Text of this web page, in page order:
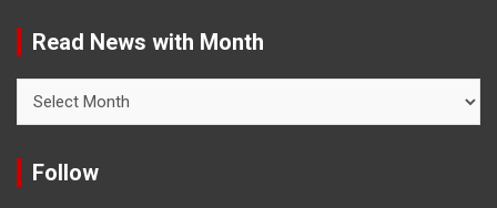
Read News with Month
News
Month
Follow